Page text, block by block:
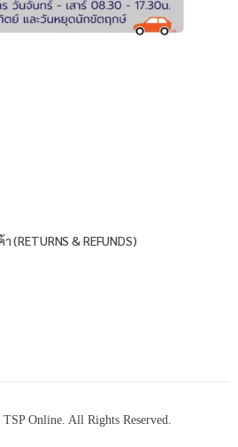
& REFUNDS)
Online. All Rights Reserved.